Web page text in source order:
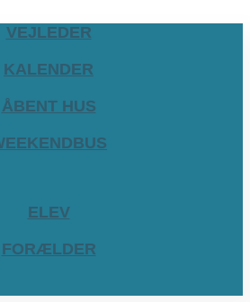
VEJLEDER
KALENDER
ÅBENT HUS
ELEV
FORÆLDER